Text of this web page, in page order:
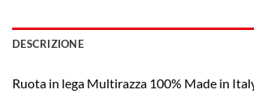
DESCRIZIONE
Ruota in lega Multirazza 100% Made in